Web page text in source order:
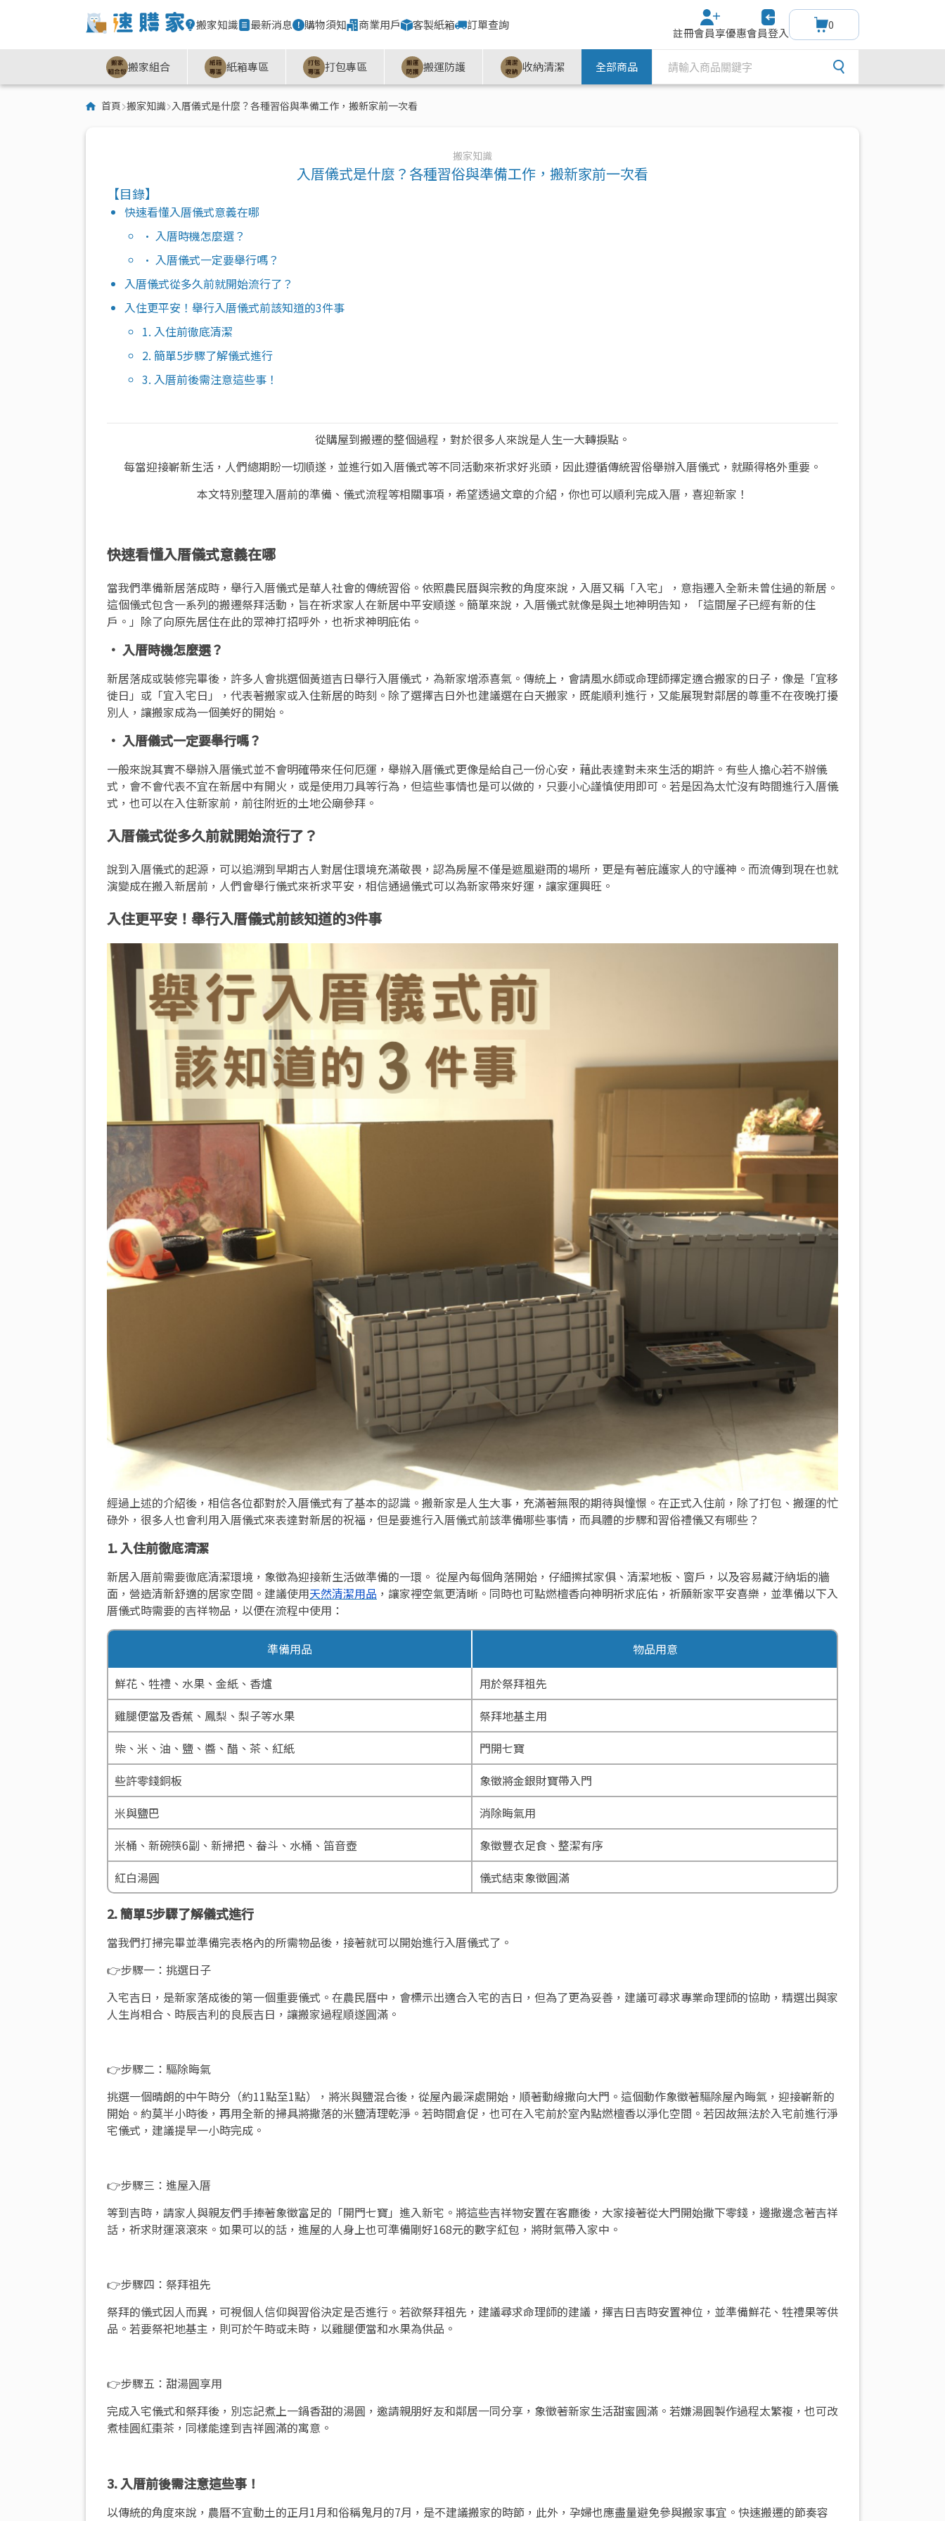
搬家知識 最新消息 購物須知 商業用戶 客製紙箱 訂單查詢
註冊會員享優惠會員登入
0
搬家組合 紙箱專區 打包專區 搬運防護 收納清潔 全部商品
首頁 搬家知識 入厝儀式是什麼？各種習俗與準備工作，搬新家前一次看
搬家知識
入厝儀式是什麼？各種習俗與準備工作，搬新家前一次看
【目錄】
快速看懂入厝儀式意義在哪
• 入厝時機怎麼選？
• 入厝儀式一定要舉行嗎？
入厝儀式從多久前就開始流行了？
入住更平安！舉行入厝儀式前該知道的3件事
1. 入住前徹底清潔
2. 簡單5步驟了解儀式進行
3. 入厝前後需注意這些事！
從購屋到搬遷的整個過程，對於很多人來說是人生一大轉捩點。
每當迎接嶄新生活，人們總期盼一切順遂，並進行如入厝儀式等不同活動來祈求好兆頭，因此遵循傳統習俗舉辦入厝儀式，就顯得格外重要。
本文特別整理入厝前的準備、儀式流程等相關事項，希望透過文章的介紹，你也可以順利完成入厝，喜迎新家！
快速看懂入厝儀式意義在哪
當我們準備新居落成時，舉行入厝儀式是華人社會的傳統習俗。依照農民曆與宗教的角度來說，入厝又稱「入宅」，意指遷入全新未曾住過的新居。
這個儀式包含一系列的搬遷祭拜活動，旨在祈求家人在新居中平安順遂。簡單來說，入厝儀式就像是與土地神明告知，「這間屋子已經有新的住
戶。」除了向原先居住在此的眾神打招呼外，也祈求神明庇佑。
• 入厝時機怎麼選？
新居落成或裝修完畢後，許多人會挑選個黃道吉日舉行入厝儀式，為新家增添喜氣。傳統上，會請風水師或命理師擇定適合搬家的日子，像是「宜移
徙日」或「宜入宅日」，代表著搬家或入住新居的時刻。除了選擇吉日外也建議選在白天搬家，既能順利進行，又能展現對鄰居的尊重不在夜晚打擾
別人，讓搬家成為一個美好的開始。
• 入厝儀式一定要舉行嗎？
一般來說其實不舉辦入厝儀式並不會明確帶來任何厄運，舉辦入厝儀式更像是給自己一份心安，藉此表達對未來生活的期許。有些人擔心若不辦儀
式，會不會代表不宜在新居中有開火，或是使用刀具等行為，但這些事情也是可以做的，只要小心謹慎使用即可。若是因為太忙沒有時間進行入厝儀
式，也可以在入住新家前，前往附近的土地公廟參拜。
入厝儀式從多久前就開始流行了？
說到入厝儀式的起源，可以追溯到早期古人對居住環境充滿敬畏，認為房屋不僅是遮風避雨的場所，更是有著庇護家人的守護神。而流傳到現在也就
演變成在搬入新居前，人們會舉行儀式來祈求平安，相信通過儀式可以為新家帶來好運，讓家運興旺。
入住更平安！舉行入厝儀式前該知道的3件事
經過上述的介紹後，相信各位都對於入厝儀式有了基本的認識。搬新家是人生大事，充滿著無限的期待與憧憬。在正式入住前，除了打包、搬運的忙
碌外，很多人也會利用入厝儀式來表達對新居的祝福，但是要進行入厝儀式前該準備哪些事情，而具體的步驟和習俗禮儀又有哪些？
1. 入住前徹底清潔
新居入厝前需要徹底清潔環境，象徵為迎接新生活做準備的一環。 從屋內每個角落開始，仔細擦拭家俱、清潔地板、窗戶，以及容易藏汙納垢的牆
面，營造清新舒適的居家空間。建議使用天然清潔用品 ，讓家裡空氣更清晰。同時也可點燃檀香向神明祈求庇佑，祈願新家平安喜樂，並準備以下入
厝儀式時需要的吉祥物品，以便在流程中使用：
準備用品 物品用意
鮮花、牲禮、水果、金紙、香爐
用於祭拜祖先
雞腿便當及香蕉、鳳梨、梨子等水果
祭拜地基主用
柴、米、油、鹽、醬、醋、茶、紅紙
門開七寶
些許零錢銅板
象徵將金銀財寶帶入門
米與鹽巴
消除晦氣用
米桶、新碗筷6副、新掃把、畚斗、水桶、笛音壺
象徵豐衣足食、整潔有序
紅白湯圓
儀式結束象徵圓滿
2. 簡單5步驟了解儀式進行
當我們打掃完畢並準備完表格內的所需物品後，接著就可以開始進行入厝儀式了。
👉步驟一：挑選日子
入宅吉日，是新家落成後的第一個重要儀式。在農民曆中，會標示出適合入宅的吉日，但為了更為妥善，建議可尋求專業命理師的協助，精選出與家
人生肖相合、時辰吉利的良辰吉日，讓搬家過程順遂圓滿。
👉步驟二：驅除晦氣
挑選一個晴朗的中午時分（約11點至1點），將米與鹽混合後，從屋內最深處開始，順著動線撒向大門。這個動作象徵著驅除屋內晦氣，迎接嶄新的
開始。約莫半小時後，再用全新的掃具將撒落的米鹽清理乾淨。若時間倉促，也可在入宅前於室內點燃檀香以淨化空間。若因故無法於入宅前進行淨
宅儀式，建議提早一小時完成。
👉步驟三：進屋入厝
等到吉時，請家人與親友們手捧著象徵富足的「開門七寶」進入新宅。將這些吉祥物安置在客廳後，大家接著從大門開始撒下零錢，邊撒邊念著吉祥
話，祈求財運滾滾來。如果可以的話，進屋的人身上也可準備剛好168元的數字紅包，將財氣帶入家中。
👉步驟四：祭拜祖先
祭拜的儀式因人而異，可視個人信仰與習俗決定是否進行。若欲祭拜祖先，建議尋求命理師的建議，擇吉日吉時安置神位，並準備鮮花、牲禮果等供
品。若要祭祀地基主，則可於午時或未時，以雞腿便當和水果為供品。
👉步驟五：甜湯圓享用
完成入宅儀式和祭拜後，別忘記煮上一鍋香甜的湯圓，邀請親朋好友和鄰居一同分享，象徵著新家生活甜蜜圓滿。若嫌湯圓製作過程太繁複，也可改
煮桂圓紅棗茶，同樣能達到吉祥圓滿的寓意。
3. 入厝前後需注意這些事！
以傳統的角度來說，農曆不宜動土的正月1月和俗稱鬼月的7月，是不建議搬家的時節，此外，孕婦也應盡量避免參與搬家事宜。快速搬遷的節奏容